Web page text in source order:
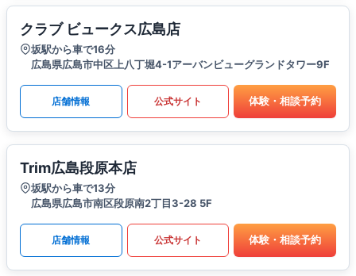
クラブ ビュークス広島店
坂駅から車で16分
広島県広島市中区上八丁堀4-1アーバンビューグランドタワー9F
店舗情報 公式サイト 体験・相談予約
Trim広島段原本店
坂駅から車で13分
広島県広島市南区段原南2丁目3-28 5F
店舗情報 公式サイト 体験・相談予約